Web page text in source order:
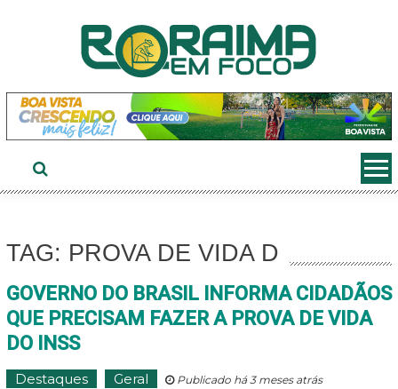
TAG: PROVA DE VIDA D
GOVERNO DO BRASIL INFORMA CIDADÃOS
QUE PRECISAM FAZER A PROVA DE VIDA
DO INSS
Destaques Geral Publicado há 3 meses atrás